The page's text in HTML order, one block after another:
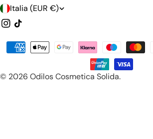
P
a
e
Italia (EUR €)
Instagram
Tic
© 2026 Odilos Cosmetica Solida.
Modalità
pagamento